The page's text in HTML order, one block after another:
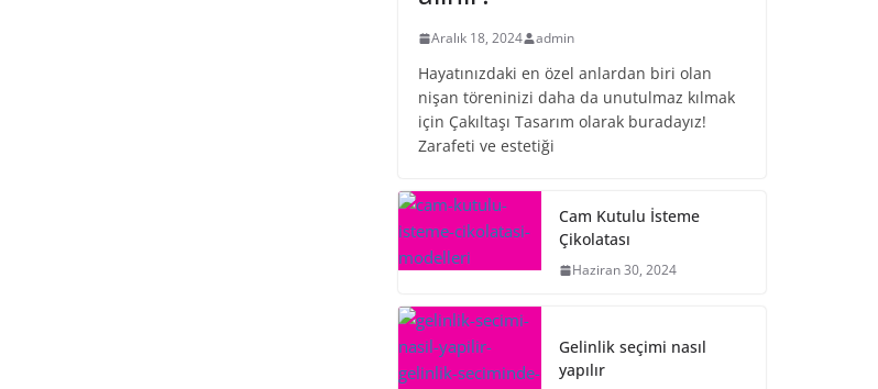
Aralık 18, 2024 admin
Hayatınızdaki en özel anlardan biri olan
nişan töreninizi daha da unutulmaz kılmak
için Çakıltaşı Tasarım olarak buradayız!
Zarafeti ve estetiği
Cam Kutulu İsteme
Çikolatası
Haziran 30, 2024
Gelinlik seçimi nasıl
yapılır